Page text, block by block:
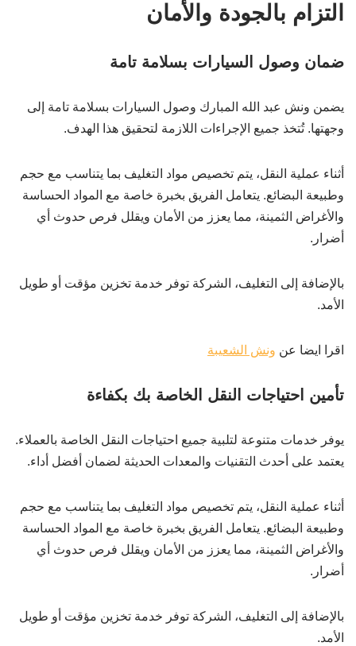
التزام بالجودة والأمان
ضمان وصول السيارات بسلامة تامة
يضمن ونش عبد الله المبارك وصول السيارات بسلامة تامة إلى
وجهتها. تُتخذ جميع الإجراءات اللازمة لتحقيق هذا الهدف.
أثناء عملية النقل، يتم تخصيص مواد التغليف بما يتناسب مع حجم
وطبيعة البضائع. يتعامل الفريق بخبرة خاصة مع المواد الحساسة
والأغراض الثمينة، مما يعزز من الأمان ويقلل فرص حدوث أي
أضرار.
بالإضافة إلى التغليف، الشركة توفر خدمة تخزين مؤقت أو طويل
الأمد.
اقرا ايضا عن ونش الشعيبة
تأمين احتياجات النقل الخاصة بك بكفاءة
يوفر خدمات متنوعة لتلبية جميع احتياجات النقل الخاصة بالعملاء.
يعتمد على أحدث التقنيات والمعدات الحديثة لضمان أفضل أداء.
أثناء عملية النقل، يتم تخصيص مواد التغليف بما يتناسب مع حجم
وطبيعة البضائع. يتعامل الفريق بخبرة خاصة مع المواد الحساسة
والأغراض الثمينة، مما يعزز من الأمان ويقلل فرص حدوث أي
أضرار.
بالإضافة إلى التغليف، الشركة توفر خدمة تخزين مؤقت أو طويل
الأمد.